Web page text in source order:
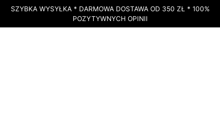
SZYBKA WYSYŁKA * DARMOWA DOSTAWA OD 350 ZŁ * 100%
POZYTYWNYCH OPINII